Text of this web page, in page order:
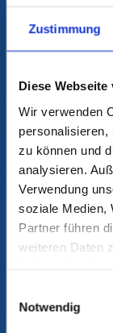
Zustimmung
Diese
Wir verwenden
personalisieren,
zu können und
analysieren.
Verwendung
soziale Medien,
Partner führen
weiteren Daten
Notwendig